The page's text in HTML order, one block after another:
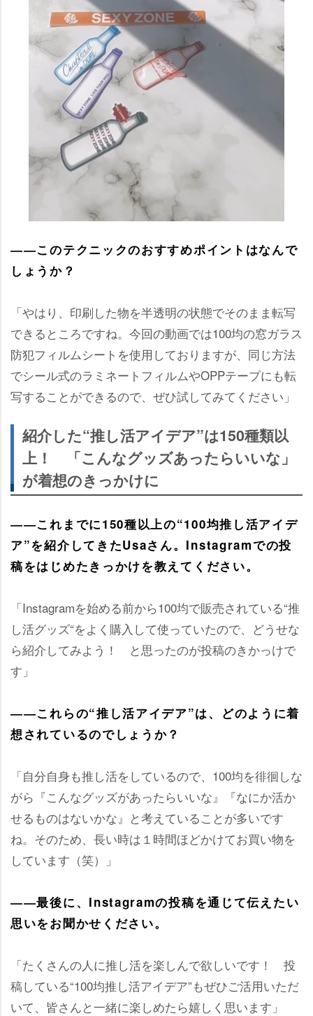
――このテクニックのおすすめポイントはなんで
しょうか？
「やはり、印刷した物を半透明の状態でそのまま転写
できるところですね。今回の動画では100均の窓ガラス
防犯フィルムシートを使用しておりますが、同じ方法
でシール式のラミネートフィルムやOPPテープにも転
写することができるので、ぜひ試してみてください」
紹介した“推し活アイデア”は150種類以
上！ 「こんなグッズあったらいいな」
が着想のきっかけに
――これまでに150種以上の“100均推し活アイデ
ア”を紹介してきたUsaさん。Instagramでの投
稿をはじめたきっかけを教えてください。
「Instagramを始める前から100均で販売されている“推
し活グッズ“をよく購入して使っていたので、どうせな
ら紹介してみよう！ と思ったのが投稿のきかっけで
す」
――これらの“推し活アイデア”は、どのように着
想されているのでしょうか？
「自分自身も推し活をしているので、100均を徘徊しな
がら『こんなグッズがあったらいいな』『なにか活か
せるものはないかな』と考えていることが多いです
ね。そのため、長い時は１時間ほどかけてお買い物を
しています（笑）」
――最後に、Instagramの投稿を通じて伝えたい
思いをお聞かせください。
「たくさんの人に推し活を楽しんで欲しいです！ 投
稿している“100均推し活アイデア”もぜひご活用いただ
いて、皆さんと一緒に楽しめたら嬉しく思います」